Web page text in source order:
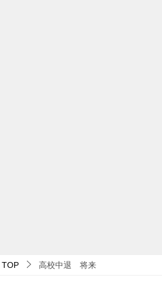
TOP 高校中退 将来